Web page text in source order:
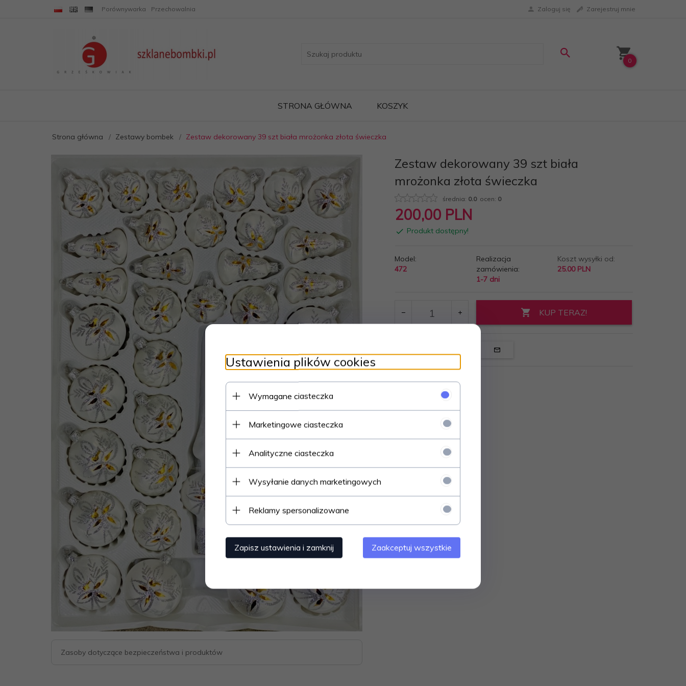
Porównywarka Przechowalnia Zaloguj się Zarejestruj mnie
0
STRONA GŁÓWNA KOSZYK
Strona główna Zestawy bombek Zestaw dekorowany 39 szt biała mrożonka złota świeczka
Zasoby dotyczące bezpieczeństwa i produktów
Zestaw dekorowany 39 szt biała
mrożonka złota świeczka
średnia: 0.0ocen: 0
200,00 PLN
Produkt dostępny!
Model:
472
Realizacja
zamówienia:
1-7 dni
Koszt wysyłki od:
25.00 PLN
KUP TERAZ!
Ustawienia plików cookies
Wymagane ciasteczka
Marketingowe ciasteczka
Analityczne ciasteczka
Wysyłanie danych marketingowych
Reklamy spersonalizowane
Zapisz ustawienia i zamknij Zaakceptuj wszystkie